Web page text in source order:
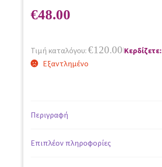
€48.00
Τιμή καταλόγου: €120.00|Κερδίζετε:
Εξαντλημένο
Περιγραφή
Επιπλέον πληροφορίες